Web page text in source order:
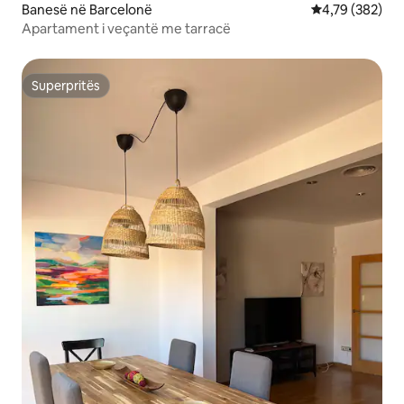
Banesë në Barcelonë Vlerësimi
4,79 (382)
Apartament i veçantë me tarracë
Superpritës
Superpritës